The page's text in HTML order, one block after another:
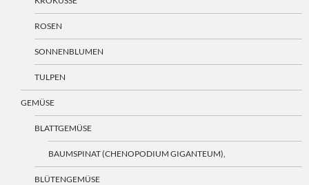
ROSEN
SONNENBLUMEN
TULPEN
GEMÜSE
BLATTGEMÜSE
BAUMSPINAT (CHENOPODIUM GIGANTEUM),
BLÜTENGEMÜSE